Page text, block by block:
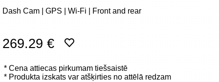
Autopreces
Dash Cam | GPS | Wi-Fi | Front and rear
269.29 €
* Cena attiecas pirkumam tiešsaistē
* Produkta izskats var atšķirties no attēlā redzam